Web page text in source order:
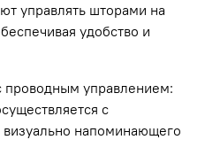
управлять шторами на
удобство и
проводным управлением:
с
визуально напоминающего